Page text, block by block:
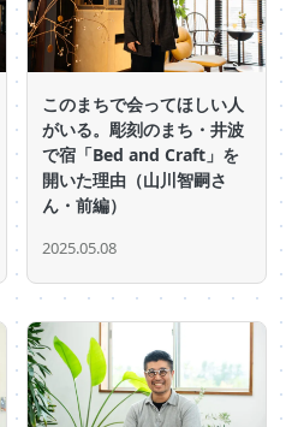
このまちで会ってほしい人
がいる。彫刻のまち・井波
で宿「Bed and Craft」を
開いた理由（山川智嗣さ
ん・前編）
2025.05.08